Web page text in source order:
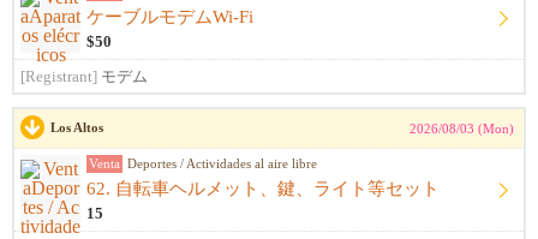
ケーブルモデムWi-Fi
$50
[Registrant] モデム
Los Altos 2026/08/03 (Mon)
Venta Deportes / Actividades al aire libre
62. 自転車ヘルメット、鍵、ライト等セット
15